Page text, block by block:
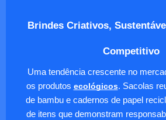
Brindes Criativos,
Competitivo
Uma tendência crescente no
os produtos ecológicos. Sacolas
de bambu e cadernos de papel
de itens que demonstram